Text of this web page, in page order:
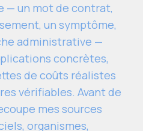
— un mot de contrat,
un symptôme,
administrative —
concrètes,
de coûts réalistes
vérifiables. Avant de
mes sources
organismes,